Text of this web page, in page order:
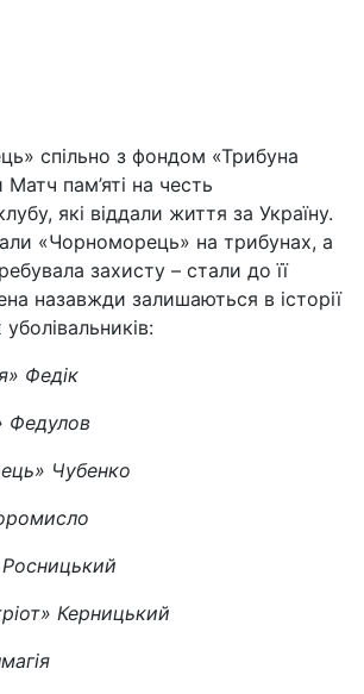
спільно з фондом «Трибуна
пам’яті на честь
які віддали життя за Україну.
«Чорноморець» на трибунах, а
захисту – стали до її
назавжди залишаються в історії
Федік
Федулов
Чубенко
Керницький